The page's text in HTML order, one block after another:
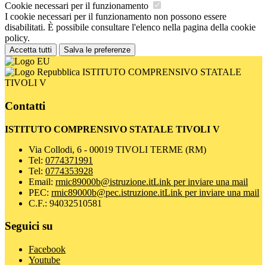
Cookie necessari per il funzionamento
I cookie necessari per il funzionamento non possono essere
disabilitati. È possibile consultare l'elenco nella pagina della cookie
policy.
Accetta tutti Salva le preferenze
ISTITUTO COMPRENSIVO STATALE
TIVOLI V
Contatti
ISTITUTO COMPRENSIVO STATALE TIVOLI V
Via Collodi, 6 - 00019 TIVOLI TERME (RM)
Tel: 0774371991
Tel: 0774353928
Email: rmic89000b@istruzione.itLink per inviare una mail
PEC: rmic89000b@pec.istruzione.itLink per inviare una mail
C.F.: 94032510581
Seguici su
Facebook
Youtube